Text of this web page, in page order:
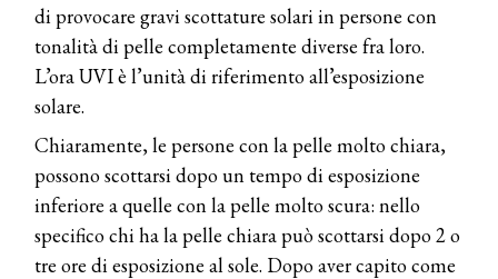
di provocare gravi scottature solari in persone con
tonalità di pelle completamente diverse fra loro.
L’ora UVI è l’unità di riferimento all’esposizione
solare.
Chiaramente, le persone con la pelle molto chiara,
possono scottarsi dopo un tempo di esposizione
inferiore a quelle con la pelle molto scura: nello
specifico chi ha la pelle chiara può scottarsi dopo 2 o
tre ore di esposizione al sole. Dopo aver capito come